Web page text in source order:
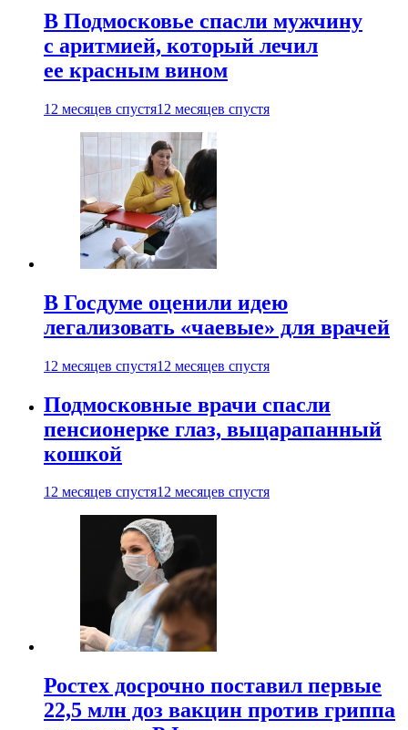
В Подмосковье спасли мужчину
с аритмией, который лечил
ее красным вином
12 месяцев спустя12 месяцев спустя
В Госдуме оценили идею
легализовать «чаевые» для врачей
12 месяцев спустя12 месяцев спустя
Подмосковные врачи спасли
пенсионерке глаз, выцарапанный
кошкой
12 месяцев спустя12 месяцев спустя
Ростех досрочно поставил первые
22,5 млн доз вакцин против гриппа